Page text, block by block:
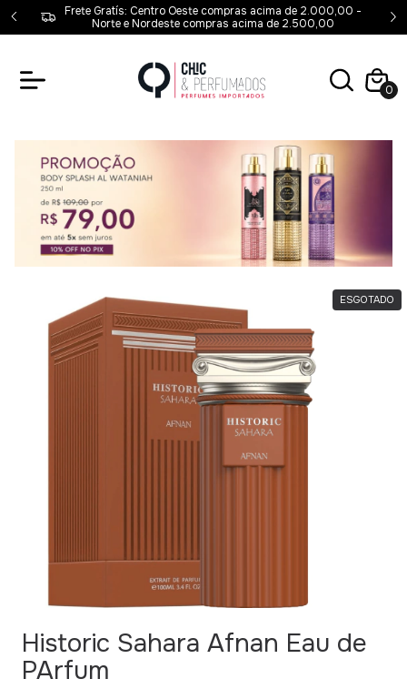
-
Frete Gratís: Centro Oeste compras acima de 2.000,00 -
Norte e Nordeste compras acima de 2.500,00
0
ESGOTADO
Historic Sahara Afnan Eau de
PArfum